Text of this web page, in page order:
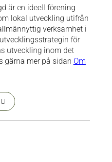
är en ideell förening
lokal utveckling utifrån
verksamhet i
för
utveckling inom det
gärna mer på sidan Om